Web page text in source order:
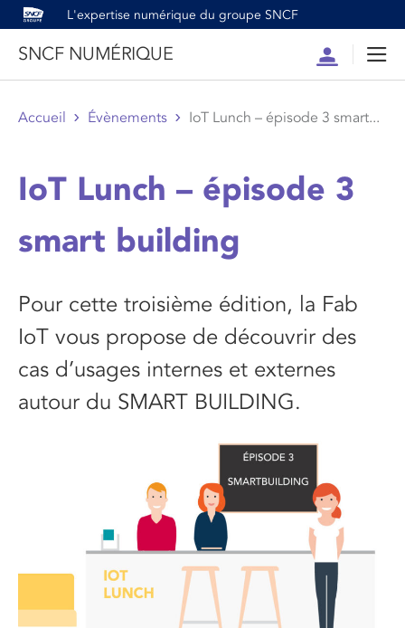
L'expertise numérique du groupe SNCF
SNCF NUMÉRIQUE
Compte
Accueil Évènements IoT Lunch – épisode 3 smart...
IoT Lunch – épisode 3
smart building
Pour cette troisième édition, la Fab
IoT vous propose de découvrir des
cas d’usages internes et externes
autour du SMART BUILDING.